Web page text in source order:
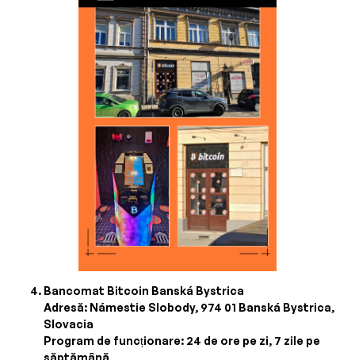
Bancomat Bitcoin Banská Bystrica
Adresă: Námestie Slobody, 974 01 Banská Bystrica,
Slovacia
Program de funcționare: 24 de ore pe zi, 7 zile pe
săptămână